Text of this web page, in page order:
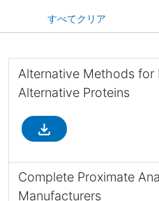
すべてクリア
Alternative Methods for
Alternative Proteins
file_download
Complete Proximate
Manufacturers